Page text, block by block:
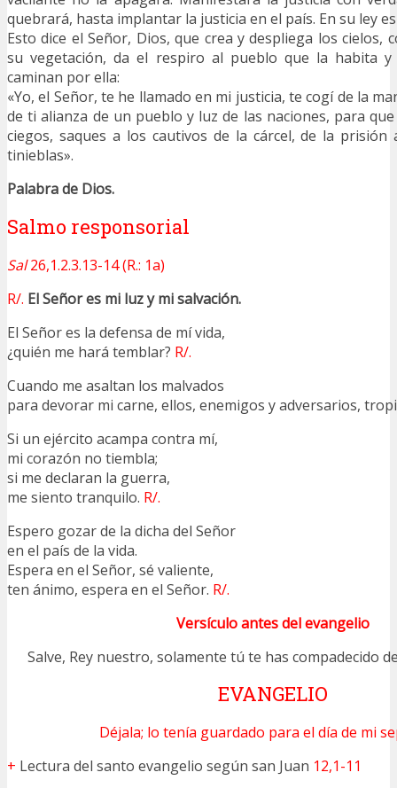
quebrará, hasta implantar la justicia en el país. En su ley
Esto dice el Señor, Dios, que crea y despliega los cielos,
su vegetación, da el respiro al pueblo que la habita
caminan por ella:
«Yo, el Señor, te he llamado en mi justicia, te cogí de la
de ti alianza de un pueblo y luz de las naciones, para
ciegos, saques a los cautivos de la cárcel, de la
tinieblas».
Palabra de Dios.
Salmo responsorial
Sal26,1.2.3.13-14 (R.: 1a)
R/. El Señor es mi luz y mi salvación.
El Señor es la defensa de mí vida,
¿quién me hará temblar? R/.
Cuando me asaltan los malvados
para devorar mi carne, ellos, enemigos y adversarios,
Si un ejército acampa contra mí,
mi corazón no tiembla;
si me declaran la guerra,
me siento tranquilo. R/.
Espero gozar de la dicha del Señor
en el país de la vida.
Espera en el Señor, sé valiente,
ten ánimo, espera en el Señor. R/.
Versículo antes del evangelio
Salve, Rey nuestro, solamente tú te has compadecido
EVANGELIO
Déjala; lo tenía guardado para el día de mi
+ Lectura del santo evangelio según san Juan 12,1-11